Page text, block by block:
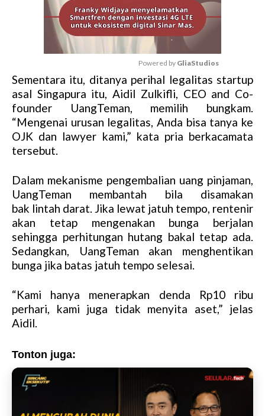
M
u
e
Powered by GliaStudios
Sementara itu, ditanya perihal legalitas startup
asal Singapura itu, Aidil Zulkifli, CEO and Co-
founder UangTeman, memilih bungkam.
“Mengenai urusan legalitas, Anda bisa tanya ke
OJK dan lawyer kami,” kata pria berkacamata
tersebut.
Dalam mekanisme pengembalian uang pinjaman,
UangTeman membantah bila disamakan
bak lintah darat. Jika lewat jatuh tempo, rentenir
akan tetap mengenakan bunga berjalan
sehingga perhitungan hutang bakal tetap ada.
Sedangkan, UangTeman akan menghentikan
bunga jika batas jatuh tempo selesai.
“Kami hanya menerapkan denda Rp10 ribu
perhari, kami juga tidak menyita aset,” jelas
Aidil.
Tonton juga: